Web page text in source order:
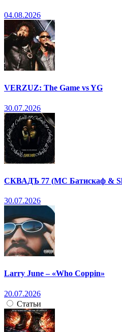
04.08.2026
VERZUZ: The Game vs YG
30.07.2026
СКВАДЪ 77 (МС Батискаф &
30.07.2026
Larry June – «Who Coppin»
20.07.2026
Статьи